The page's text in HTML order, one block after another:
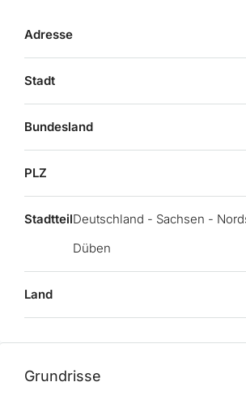
Adresse
Stadt
Bundesland
PLZ
StadtteilDeutschland - Sachsen -
Düben
Land
Grundrisse